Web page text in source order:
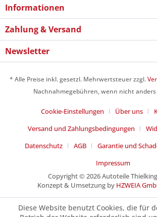
Informationen
Zahlung & Versand
Newsletter
* Alle Preise inkl. gesetzl. Mehrwertsteuer zzgl.
Nachnahmegebühren, wenn nicht
Cookie-Einstellungen Über uns
Versand und Zahlungsbedingungen
Datenschutz
AGB
Garantie und
Impressum
Copyright © 2026 Autoteile
Konzept & Umsetzung by HZWEIA
Diese Website benutzt Cookies, die für